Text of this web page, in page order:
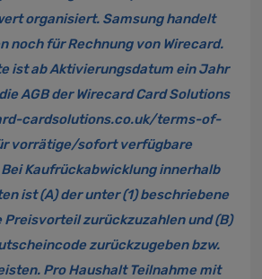
organisiert. Samsung handelt
noch für Rechnung von Wirecard.
ist ab Aktivierungsdatum ein Jahr
AGB der Wirecard Card Solutions
cardsolutions.co.uk/terms-of-
vorrätige/sofort verfügbare
Kaufrückabwicklung innerhalb
ist (A) der unter (1) beschriebene
zurückzuzahlen und (B)
zurückzugeben bzw.
Pro Haushalt Teilnahme mit